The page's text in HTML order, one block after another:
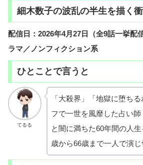
細木数子の波乱の半生を描く
配信日：2026年4月27日（全9話一挙配信
ラマ／ノンフィクション系
ひとことで言うと
てるる
「大殺界」「地獄に堕ち
フで一世を風靡した占い
と闇に満ちた60年間の人
歳から66歳まで一人で演じ